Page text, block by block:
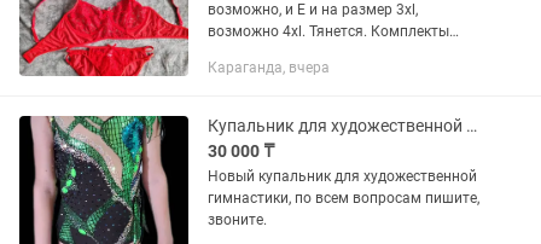
возможно, и Е и на размер 3xl,
возможно 4xl. Тянется. Комплекты
тот размер. Стоимость каждого
Караганда, вчера
Купальник для художественной гимнастики.
30 000 ₸
Новый купальник для художественной
гимнастики, по всем вопросам пишите,
звоните.